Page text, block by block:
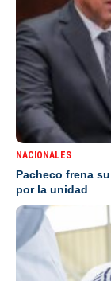
NACIONALES
Pacheco frena
por la unidad